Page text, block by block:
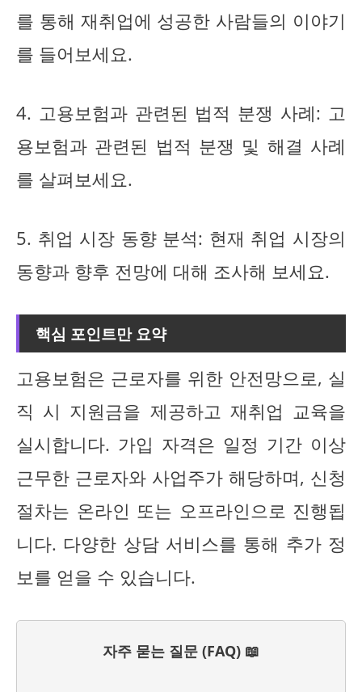
를 통해 재취업에 성공한 사람들의 이야기
를 들어보세요.
4. 고용보험과 관련된 법적 분쟁 사례: 고
용보험과 관련된 법적 분쟁 및 해결 사례
를 살펴보세요.
5. 취업 시장 동향 분석: 현재 취업 시장의
동향과 향후 전망에 대해 조사해 보세요.
핵심 포인트만 요약
고용보험은 근로자를 위한 안전망으로, 실
직 시 지원금을 제공하고 재취업 교육을
실시합니다. 가입 자격은 일정 기간 이상
근무한 근로자와 사업주가 해당하며, 신청
절차는 온라인 또는 오프라인으로 진행됩
니다. 다양한 상담 서비스를 통해 추가 정
보를 얻을 수 있습니다.
자주 묻는 질문 (FAQ) 📖